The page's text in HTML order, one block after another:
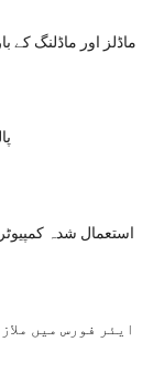
ماڈلز اور ماڈلنگ کے
استعمال شدہ
ایئر فورس میں